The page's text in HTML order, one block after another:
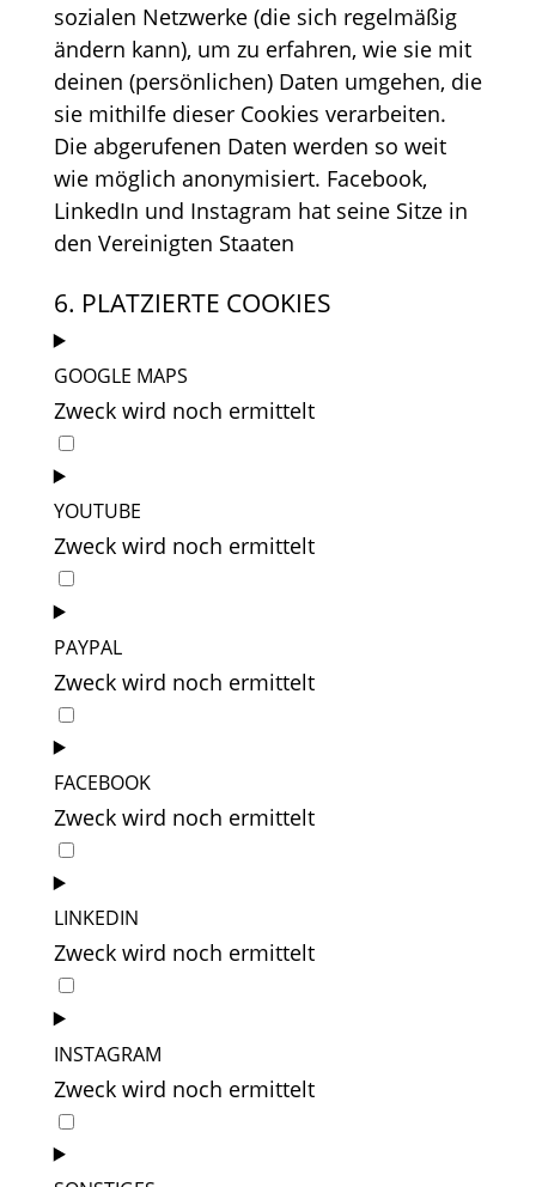
sozialen Netzwerke (die sich regelmäßig
ändern kann), um zu erfahren, wie sie mit
deinen (persönlichen) Daten umgehen, die
sie mithilfe dieser Cookies verarbeiten.
Die abgerufenen Daten werden so weit
wie möglich anonymisiert. Facebook,
LinkedIn und Instagram hat seine Sitze in
den Vereinigten Staaten
6. PLATZIERTE COOKIES
GOOGLE MAPS
Zweck wird noch ermittelt
Consent
to
service
google-
maps
YOUTUBE
Zweck wird noch ermittelt
Consent
to
service
youtube
PAYPAL
Zweck wird noch ermittelt
Consent
to
service
paypal
FACEBOOK
Zweck wird noch ermittelt
Consent
to
service
facebook
LINKEDIN
Zweck wird noch ermittelt
Consent
to
service
linkedin
INSTAGRAM
Zweck wird noch ermittelt
Consent
to